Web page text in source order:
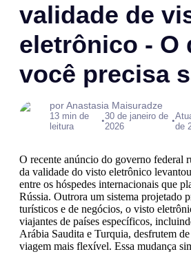
validade de
eletrônico - O
você precisa
por Anastasia Maisuradze
13 min de
leitura
•30 de janeiro de
2026
•
de
O recente anúncio do governo federal
da validade do visto eletrônico
entre os hóspedes internacionais que
Rússia. Outrora um sistema projetado
turísticos e de negócios, o visto
viajantes de países específicos,
Arábia Saudita e Turquia, desfrutem
viagem mais flexível. Essa mudança